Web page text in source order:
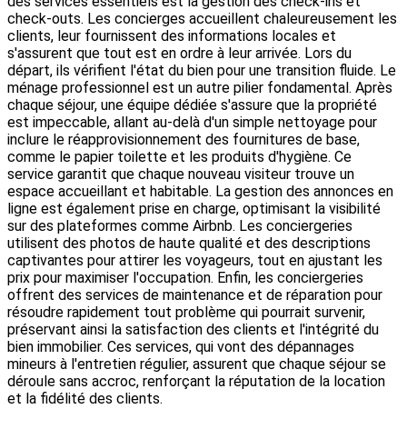
check-outs. Les concierges accueillent chaleureusement les
clients, leur fournissent des informations locales et
s'assurent que tout est en ordre à leur arrivée. Lors du
départ, ils vérifient l'état du bien pour une transition fluide. Le
ménage professionnel est un autre pilier fondamental. Après
chaque séjour, une équipe dédiée s'assure que la propriété
est impeccable, allant au-delà d'un simple nettoyage pour
inclure le réapprovisionnement des fournitures de base,
comme le papier toilette et les produits d'hygiène. Ce
service garantit que chaque nouveau visiteur trouve un
espace accueillant et habitable. La gestion des annonces en
ligne est également prise en charge, optimisant la visibilité
sur des plateformes comme Airbnb. Les conciergeries
utilisent des photos de haute qualité et des descriptions
captivantes pour attirer les voyageurs, tout en ajustant les
prix pour maximiser l'occupation. Enfin, les conciergeries
offrent des services de maintenance et de réparation pour
résoudre rapidement tout problème qui pourrait survenir,
préservant ainsi la satisfaction des clients et l'intégrité du
bien immobilier. Ces services, qui vont des dépannages
mineurs à l'entretien régulier, assurent que chaque séjour se
déroule sans accroc, renforçant la réputation de la location
et la fidélité des clients.